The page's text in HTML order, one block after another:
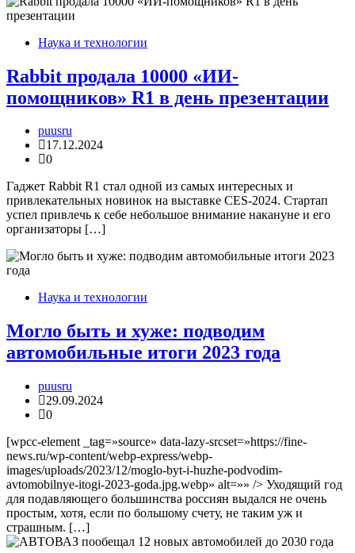
Наука и технологии
Rabbit продала 10000 «ИИ-
помощников» R1 в день презентации
puusru
17.12.2024
0
Гаджет Rabbit R1 стал одной из самых интересных и
привлекательных новинок на выставке CES-2024. Стартап
успел привлечь к себе небольшое внимание накануне и его
организаторы […]
Наука и технологии
Могло быть и хуже: подводим
автомобильные итоги 2023 года
puusru
29.09.2024
0
[wpcc-element _tag=»source» data-lazy-srcset=»https://fine-
news.ru/wp-content/webp-express/webp-
images/uploads/2023/12/moglo-byt-i-huzhe-podvodim-
avtomobilnye-itogi-2023-goda.jpg.webp» alt=»» /> Уходящий год
для подавляющего большинства россиян выдался не очень
простым, хотя, если по большому счету, не таким уж и
страшным. […]